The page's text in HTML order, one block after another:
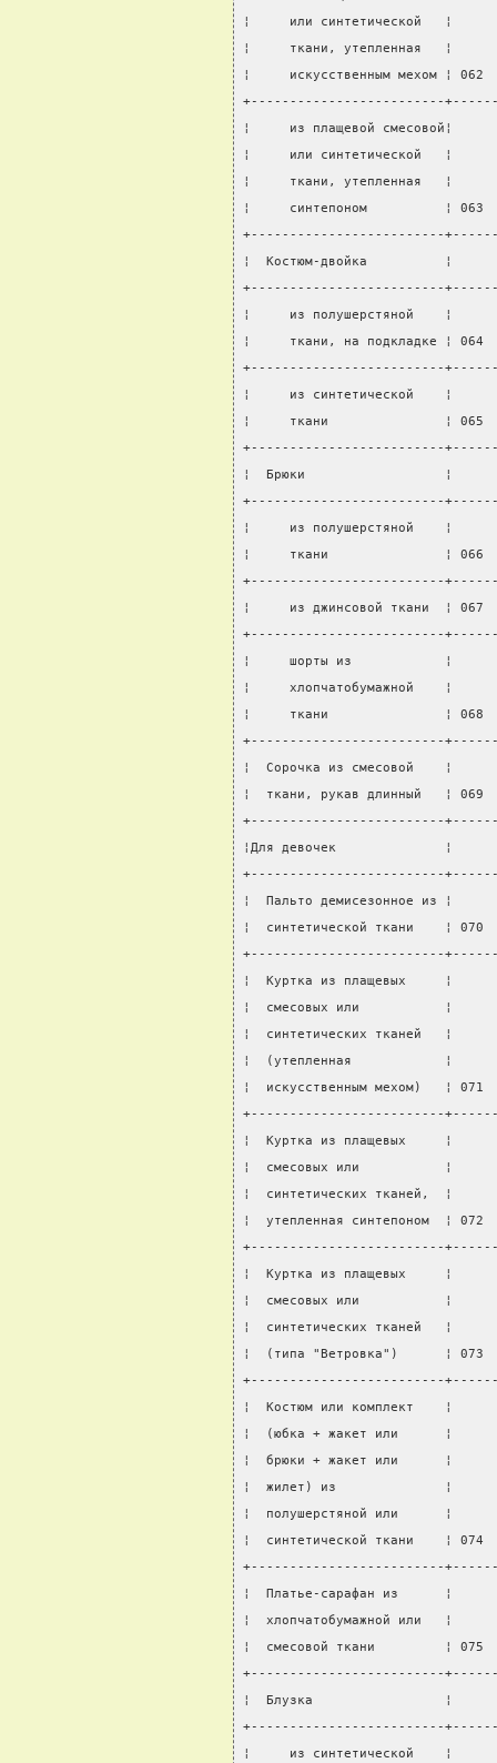
¦     или синтетической
¦     ткани, утепленная
¦     искусственным
+-------------------------
¦     из плащевой
¦     или синтетической
¦     ткани, утепленная
¦     синтепоном          ¦
+-------------------------
¦  Костюм-двойка
+-------------------------
¦     из полушерстяной
¦     ткани, на
+-------------------------
¦     из синтетической
¦     ткани               ¦
+-------------------------
¦  Брюки                  ¦
+-------------------------
¦     из полушерстяной
¦     ткани               ¦
+-------------------------
¦     из джинсовой ткани
+-------------------------
¦     шорты из            ¦
¦     хлопчатобумажной
¦     ткани               ¦
+-------------------------
¦  Сорочка из смесовой
¦  ткани, рукав длинный
+-------------------------
¦Для девочек
+-------------------------
¦  Пальто демисезонное
¦  синтетической ткани
+-------------------------
¦  Куртка из плащевых
¦  смесовых или
¦  синтетических
¦  (утепленная
¦  искусственным мехом)
+-------------------------
¦  Куртка из плащевых
¦  смесовых или
¦  синтетических
¦  утепленная
+-------------------------
¦  Куртка из плащевых
¦  смесовых или
¦  синтетических
¦  (типа "Ветровка")
+-------------------------
¦  Костюм или комплект
¦  (юбка + жакет или
¦  брюки + жакет или
¦  жилет) из              ¦
¦  полушерстяной или
¦  синтетической ткани
+-------------------------
¦  Платье-сарафан из
¦  хлопчатобумажной
¦  смесовой ткани
+-------------------------
¦  Блузка                 ¦
+-------------------------
¦     из синтетической